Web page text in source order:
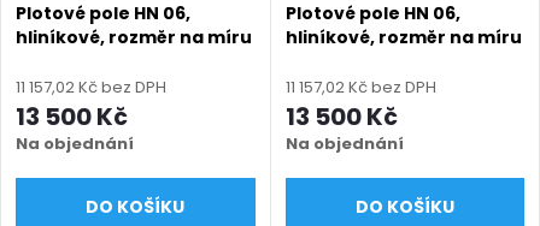
Plotové pole HN 06,
hliníkové, rozměr na míru
výška 750 - 2000 mm),
hnědá RAL 8014 matná
11 157,02 Kč bez DPH
13 500 Kč
Na objednání
DO KOŠÍKU
Plotové pole HN 06,
hliníkové, rozměr na míru
výška 750 - 2000 mm),
hnědá RAL 8019 matná
11 157,02 Kč bez DPH
13 500 Kč
Na objednání
DO KOŠÍKU